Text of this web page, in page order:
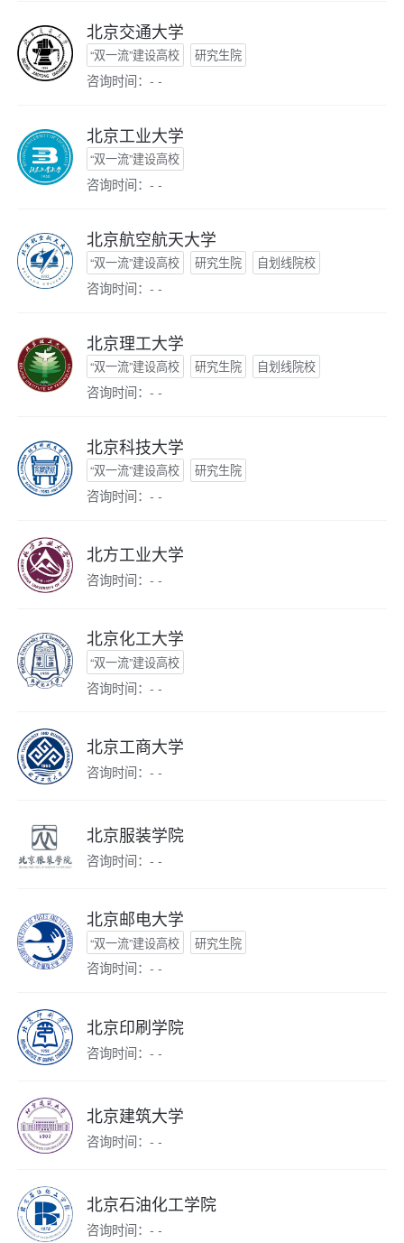
北京交通大学
“双一流”建设高校 研究生院
咨询时间：- -
北京工业大学
“双一流”建设高校
咨询时间：- -
北京航空航天大学
“双一流”建设高校 研究生院 自划线院校
咨询时间：- -
北京理工大学
“双一流”建设高校 研究生院 自划线院校
咨询时间：- -
北京科技大学
“双一流”建设高校 研究生院
咨询时间：- -
北方工业大学
咨询时间：- -
北京化工大学
“双一流”建设高校
咨询时间：- -
北京工商大学
咨询时间：- -
北京服装学院
咨询时间：- -
北京邮电大学
“双一流”建设高校 研究生院
咨询时间：- -
北京印刷学院
咨询时间：- -
北京建筑大学
咨询时间：- -
北京石油化工学院
咨询时间：- -